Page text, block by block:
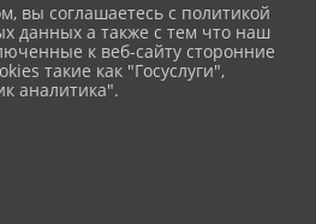
вы соглашаетесь с политикой
данных а также с тем что наш
к веб-сайту сторонние
такие как "Госуслуги",
аналитика".